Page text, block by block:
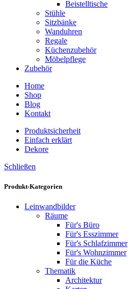
Beistelltische
Stühle
Sitzbänke
Wanduhren
Regale
Küchenzubehör
Möbelpflege
Zubehör
Home
Shop
Blog
Kontakt
Produktsicherheit
Einfach erklärt
Dekore
Schließen
Produkt-Kategorien
Leinwandbilder
Räume
Für's Büro
Für's Esszimmer
Für's Schlafzimmer
Für's Wohnzimmer
Für die Küche
Thematik
Architektur